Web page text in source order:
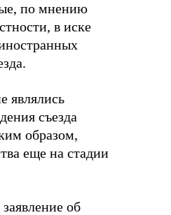
по мнению
в иске
являлись
съезда
образом,
еще на стадии
об